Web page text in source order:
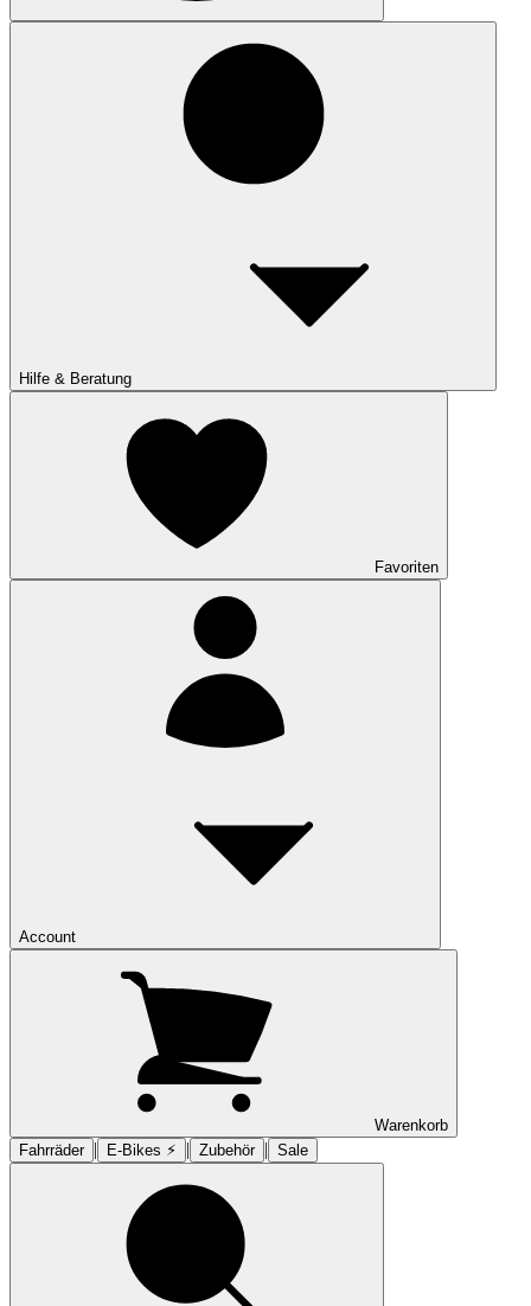
Hilfe & Beratung
Favoriten
Account
Warenkorb
Fahrräder | E-Bikes ⚡︎ | Zubehör | Sale